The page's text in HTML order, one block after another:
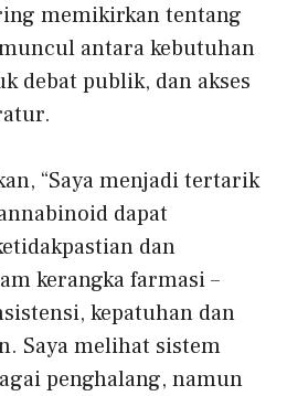
memikirkan tentang
antara kebutuhan
debat publik, dan akses
.
“Saya menjadi tertarik
dapat
dan
kerangka farmasi –
kepatuhan dan
Saya melihat sistem
penghalang, namun